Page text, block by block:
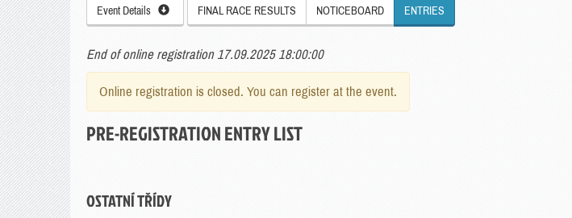
Event Details FINAL RACE RESULTS NOTICEBOARD ENTRIES
End of online registration 17.09.2025 18:00:00
Online registration is closed. You can register at the event.
PRE-REGISTRATION ENTRY LIST
OSTATNÍ TŘÍDY